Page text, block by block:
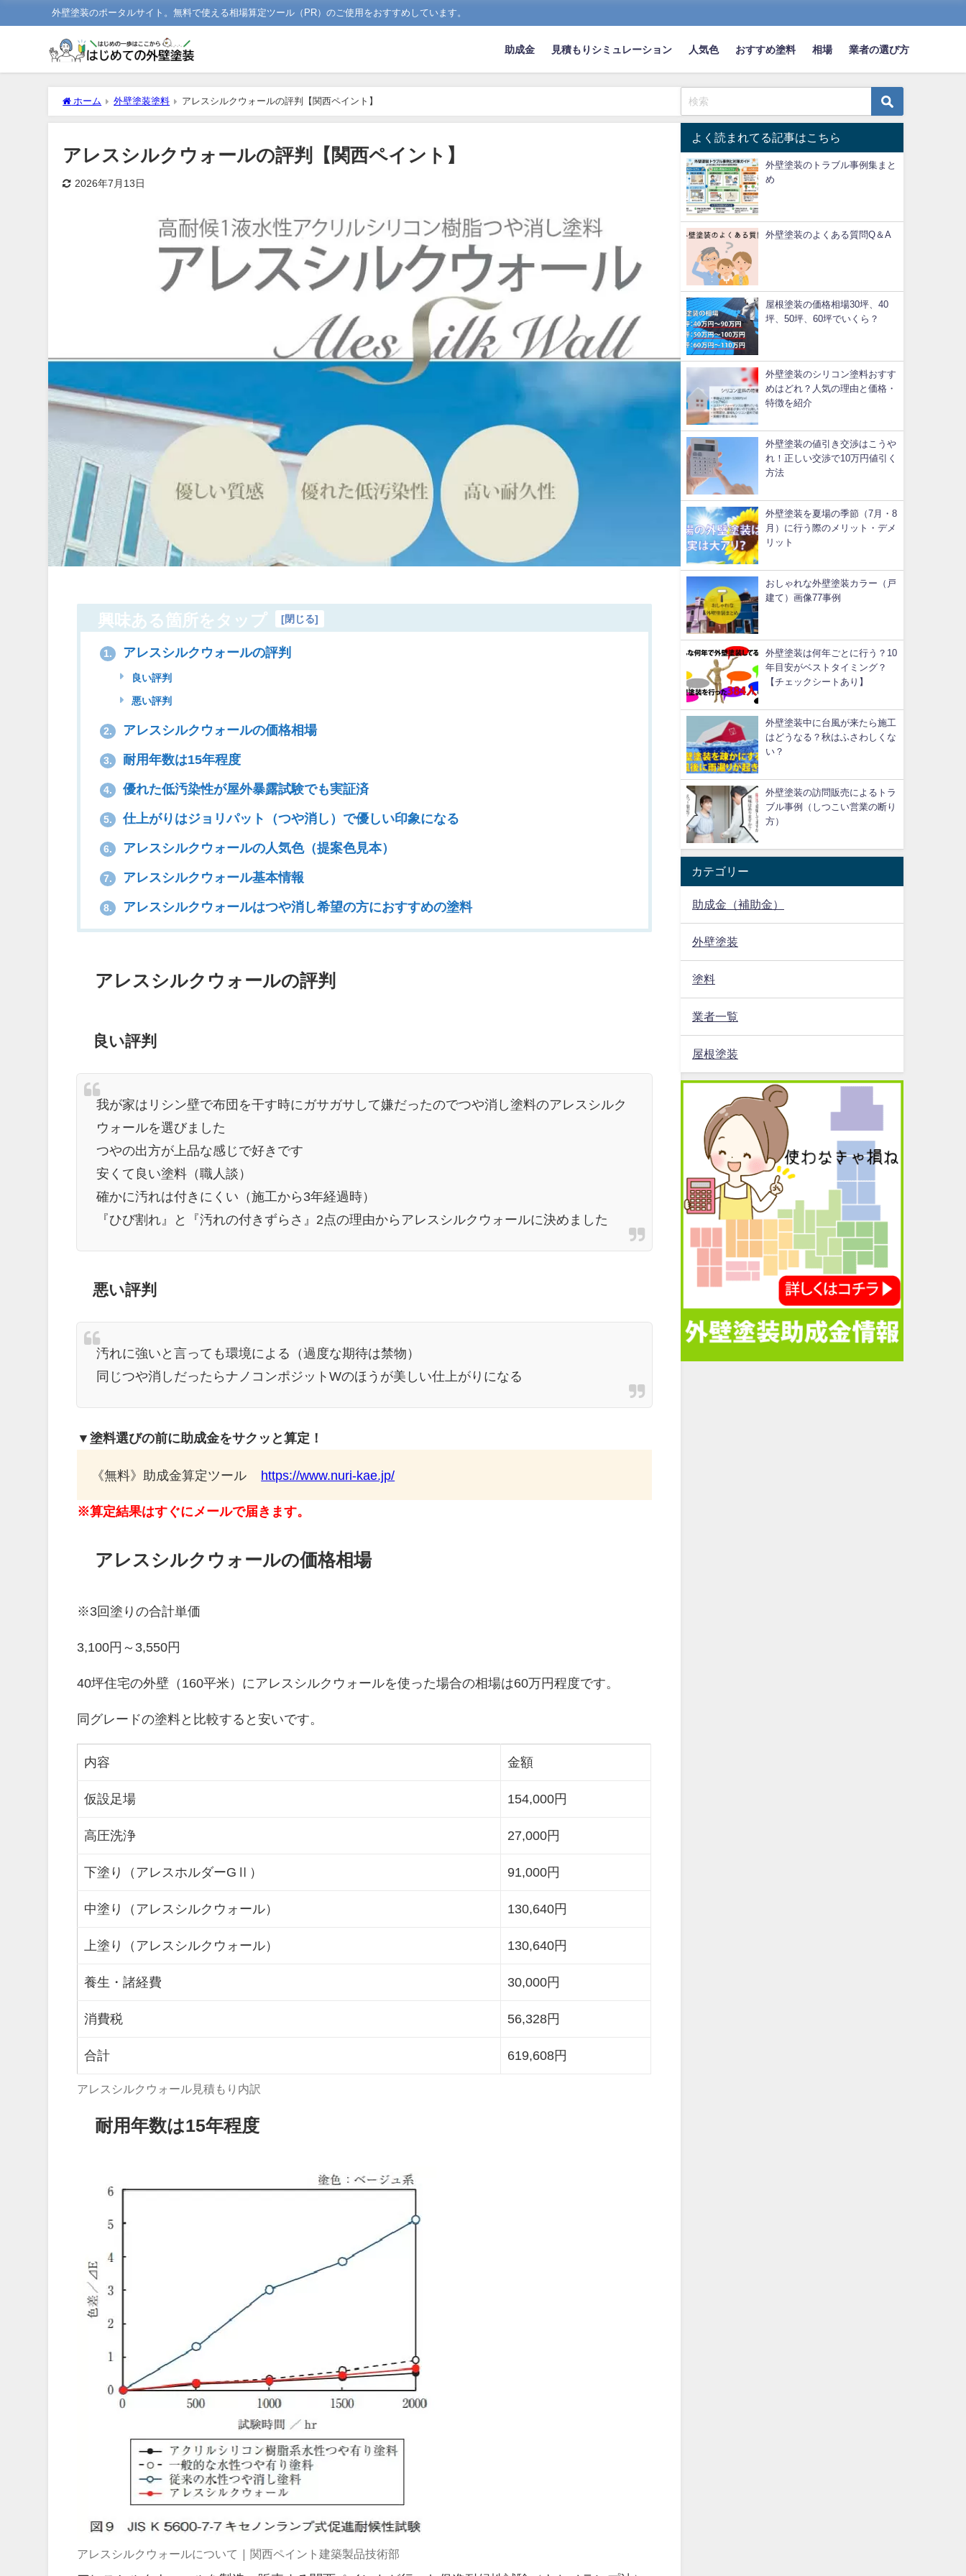
外壁塗装のポータルサイト。無料で使える相場算定ツール（PR）のご使用をおすすめしています。
助成金 見積もりシミュレーション 人気色 おすすめ塗料 相場 業者の選び方
ホーム 外壁塗装塗料 アレスシルクウォールの評判【関西ペイント】
アレスシルクウォールの評判【関西ペイント】
2026年7月13日
興味ある箇所をタップ [閉じる]
1. アレスシルクウォールの評判
良い評判
悪い評判
2. アレスシルクウォールの価格相場
3. 耐用年数は15年程度
4. 優れた低汚染性が屋外暴露試験でも実証済
5. 仕上がりはジョリパット（つや消し）で優しい印象になる
6. アレスシルクウォールの人気色（提案色見本）
7. アレスシルクウォール基本情報
8. アレスシルクウォールはつや消し希望の方におすすめの塗料
アレスシルクウォールの評判
良い評判
我が家はリシン壁で布団を干す時にガサガサして嫌だったのでつや消し塗料のアレスシルク
ウォールを選びました
つやの出方が上品な感じで好きです
安くて良い塗料（職人談）
確かに汚れは付きにくい（施工から3年経過時）
『ひび割れ』と『汚れの付きずらさ』2点の理由からアレスシルクウォールに決めました
悪い評判
汚れに強いと言っても環境による（過度な期待は禁物）
同じつや消しだったらナノコンポジットWのほうが美しい仕上がりになる
▼塗料選びの前に助成金をサクッと算定！
《無料》助成金算定ツール https://www.nuri-kae.jp/
※算定結果はすぐにメールで届きます。
アレスシルクウォールの価格相場
※3回塗りの合計単価
3,100円～3,550円
40坪住宅の外壁（160平米）にアレスシルクウォールを使った場合の相場は60万円程度です。
同グレードの塗料と比較すると安いです。
内容 金額
仮設足場 154,000円
高圧洗浄 27,000円
下塗り（アレスホルダーGⅡ） 91,000円
中塗り（アレスシルクウォール） 130,640円
上塗り（アレスシルクウォール） 130,640円
養生・諸経費 30,000円
消費税 56,328円
合計 619,608円
アレスシルクウォール見積もり内訳
耐用年数は15年程度
アレスシルクウォールについて | 関西ペイント建築製品技術部
よく読まれてる記事はこちら
外壁塗装のトラブル事例集まと
め
外壁塗装のよくある質問Q＆A
屋根塗装の価格相場30坪、40
坪、50坪、60坪でいくら？
外壁塗装のシリコン塗料おすす
めはどれ？人気の理由と価格・
特徴を紹介
外壁塗装の値引き交渉はこうや
れ！正しい交渉で10万円値引く
方法
外壁塗装を夏場の季節（7月・8
月）に行う際のメリット・デメ
リット
おしゃれな外壁塗装カラー（戸
建て）画像77事例
外壁塗装は何年ごとに行う？10
年目安がベストタイミング？
【チェックシートあり】
外壁塗装中に台風が来たら施工
はどうなる？秋はふさわしくな
い？
外壁塗装の訪問販売によるトラ
ブル事例（しつこい営業の断り
方）
カテゴリー
助成金（補助金）
外壁塗装
塗料
業者一覧
屋根塗装